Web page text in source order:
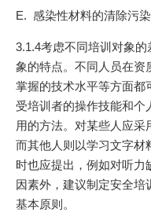
E. 感染性材料的清除污染
3.1.4考虑不同培训对象
象的特点。不同人员在资
掌握的技术水平等方面都
受培训者的操作技能和
用的方法。对某些人应采
而其他人则以学习文字材
时也应提出，例如对听
因素外，建议制定安全培
基本原则。